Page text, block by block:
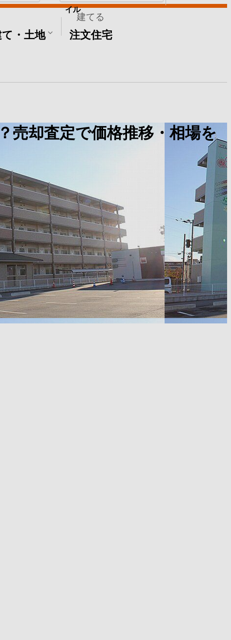
・土地
建てる
注文住宅
イル
売却査定で価格推移・相場を